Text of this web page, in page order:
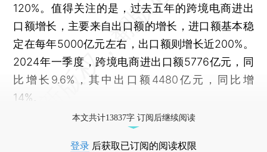
120%。值得关注的是，过去五年的跨境电商进出
口额增长，主要来自出口额的增长，进口额基本稳
定在每年5000亿元左右，出口额则增长近200%。
2024年一季度，跨境电商进出口额5776亿元，同
比增长9.6%，其中出口额4480亿元，同比增
14%。
本文共计13837字 订阅后继续阅读
登录 后获取已订阅的阅读权限